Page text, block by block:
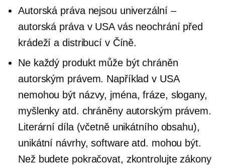
Autorská práva nejsou univerzální –
autorská práva v USA vás neochrání před
krádeží a distribucí v Číně.
Ne každý produkt může být chráněn
autorským právem. Například v USA
nemohou být názvy, jména, fráze, slogany,
myšlenky atd. chráněny autorským právem.
Literární díla (včetně unikátního obsahu),
unikátní návrhy, software atd. mohou být.
Než budete pokračovat, zkontrolujte zákony